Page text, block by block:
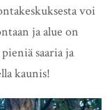
voi
ja alue on
saaria ja
kaunis!